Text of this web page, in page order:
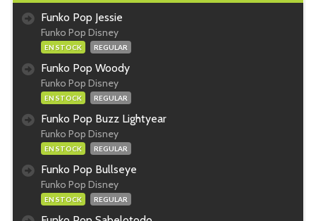
Funko Pop Jessie
Funko Pop Disney
EN STOCK REGULAR
Funko Pop Woody
Funko Pop Disney
EN STOCK REGULAR
Funko Pop Buzz Lightyear
Funko Pop Disney
EN STOCK REGULAR
Funko Pop Bullseye
Funko Pop Disney
EN STOCK REGULAR